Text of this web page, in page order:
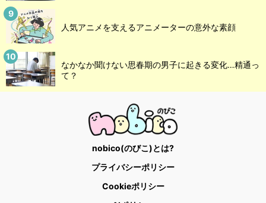
人気アニメを支えるアニメーターの意外な素顔
なかなか聞けない思春期の男子に起きる変化…精通っ
て？
nobico(のびこ)とは?
プライバシーポリシー
Cookieポリシー